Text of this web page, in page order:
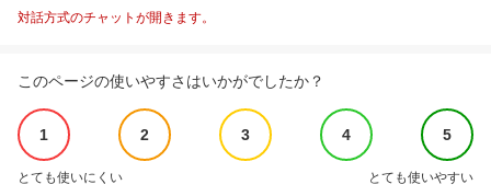
対話方式のチャットが開きます。
このページの使いやすさはいかがでしたか？
1 2 3 4 5
とても使いにくい とても使いやすい